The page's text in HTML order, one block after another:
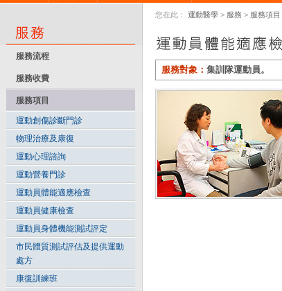
服務流程
服務收費
服務項目
運動創傷診斷門診
物理治療及康復
運動心理諮詢
運動營養門診
運動員體能適應檢查
運動員健康檢查
運動員身體機能測試評定
市民體質測試評估及提供運動
處方
康復訓練班
您在此： 運動醫學 > 服務 > 服務項目
服務對象： 集訓隊運動員。